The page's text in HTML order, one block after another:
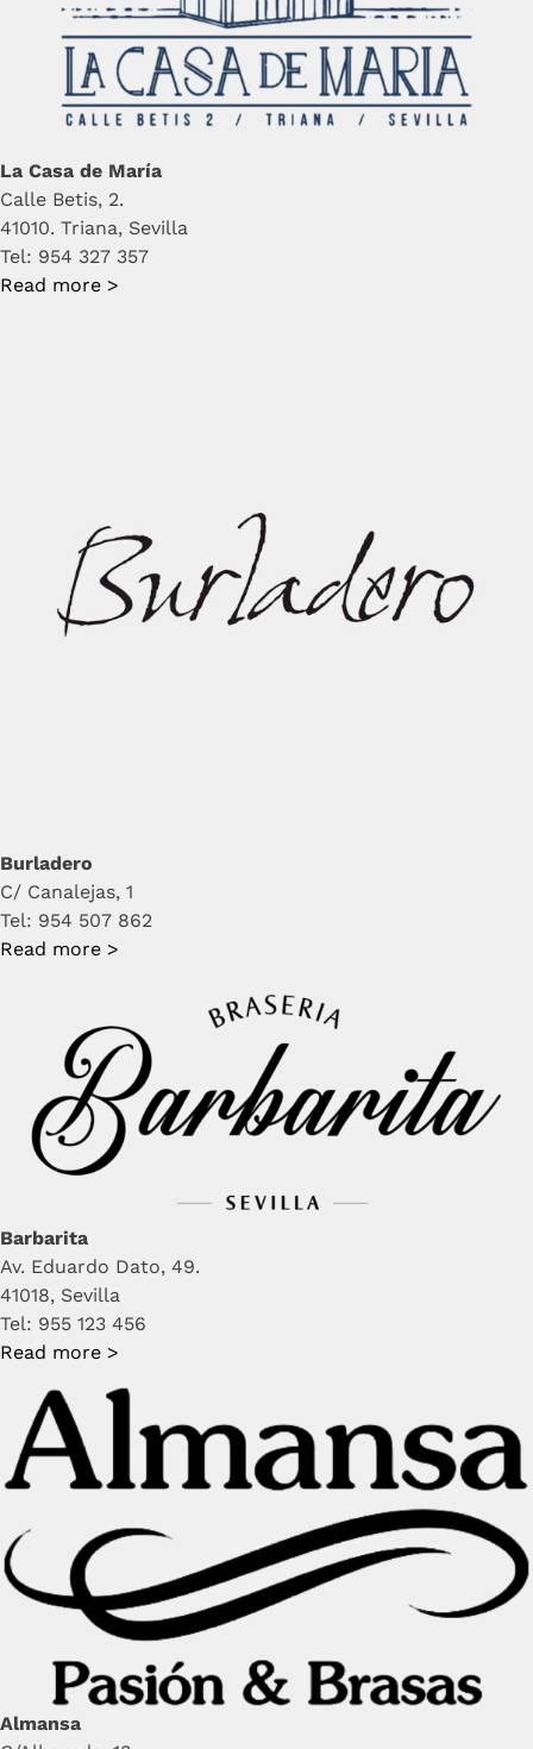
La Casa de María
Calle Betis, 2.
41010. Triana, Sevilla
Tel: 954 327 357
Read more >
Burladero
C/ Canalejas, 1
Tel: 954 507 862
Read more >
Barbarita
Av. Eduardo Dato, 49.
41018, Sevilla
Tel: 955 123 456
Read more >
Almansa